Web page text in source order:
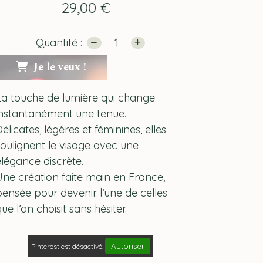
29,00 €
Quantité :
Je le veux !
touche de lumière qui change
une tenue.
légères et féminines, elles
le visage avec une
discrète.
création faite main en France,
pour devenir l’une de celles
l’on choisit sans hésiter.
Pinterest est désactivé. Autoriser